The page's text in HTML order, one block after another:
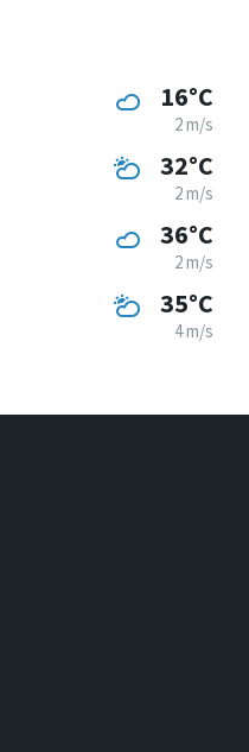
16°C
2 m/s
32°C
2 m/s
36°C
2 m/s
35°C
4 m/s